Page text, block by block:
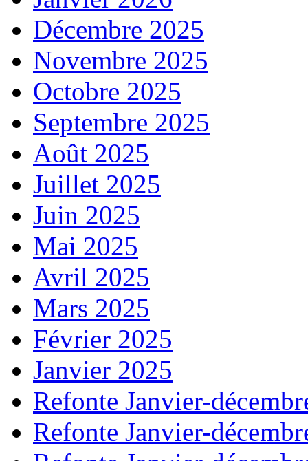
Décembre 2025
Novembre 2025
Octobre 2025
Septembre 2025
Août 2025
Juillet 2025
Juin 2025
Mai 2025
Avril 2025
Mars 2025
Février 2025
Janvier 2025
Refonte Janvier-
Refonte Janvier-